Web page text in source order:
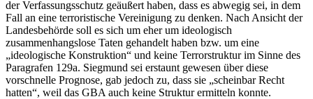
der Verfassungsschutz geäußert haben, dass es abwegig sei, in dem
Fall an eine terroristische Vereinigung zu denken. Nach Ansicht der
Landesbehörde soll es sich um eher um ideologisch
zusammenhangslose Taten gehandelt haben bzw. um eine
„ideologische Konstruktion“ und keine Terrorstruktur im Sinne des
Paragrafen 129a. Siegmund sei erstaunt gewesen über diese
vorschnelle Prognose, gab jedoch zu, dass sie „scheinbar Recht
hatten“, weil das GBA auch keine Struktur ermitteln konnte.